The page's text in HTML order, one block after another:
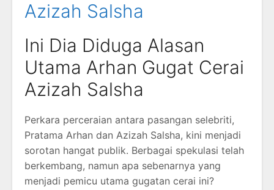
Azizah Salsha
Ini Dia Diduga Alasan
Utama Arhan Gugat Cerai
Azizah Salsha
Perkara perceraian antara pasangan selebriti,
Pratama Arhan dan Azizah Salsha, kini menjadi
sorotan hangat publik. Berbagai spekulasi telah
berkembang, namun apa sebenarnya yang
menjadi pemicu utama gugatan cerai ini?